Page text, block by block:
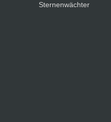
Sternenwächter